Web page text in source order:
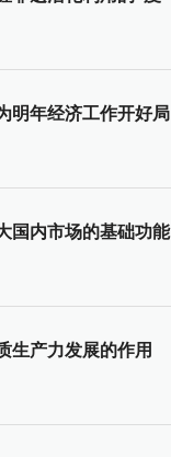
明年经济工作开好局
国内市场的基础功能
生产力发展的作用